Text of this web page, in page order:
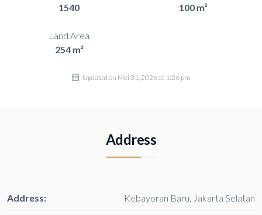
1540
100 m²
Land Area
254 m²
Updated on Mei 31, 2026 at 1:26 pm
Address
Address: Kebayoran Baru, Jakarta Selatan